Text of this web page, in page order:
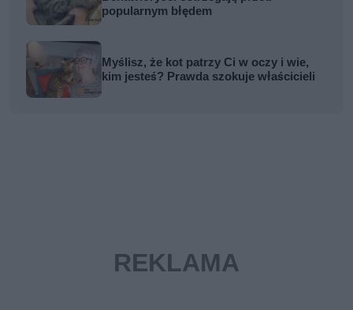
popularnym błędem
Myślisz, że kot patrzy Ci w oczy i wie,
kim jesteś? Prawda szokuje właścicieli